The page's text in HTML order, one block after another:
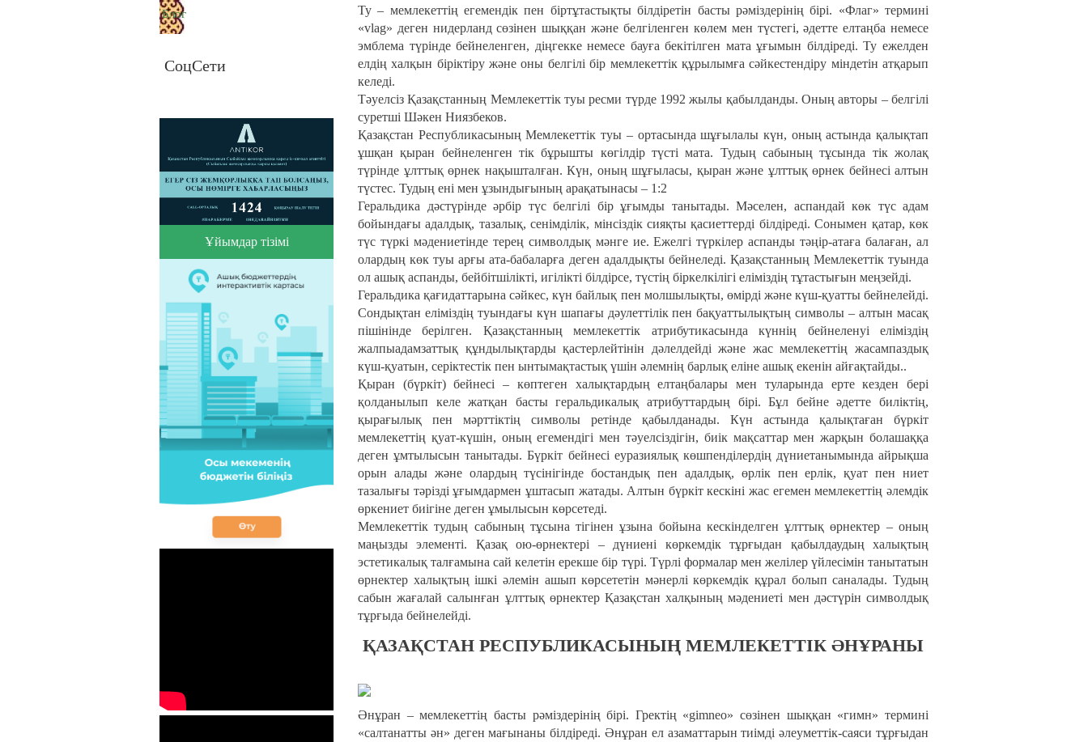
Блог
СоцСети
Ұйымдар тізімі
Ту – мемлекеттің егемендік пен біртұтастықты білдіретін басты рәміздерінің бірі. «Флаг» термині
«vlag» деген нидерланд сөзінен шыққан және белгіленген көлем мен түстегі, әдетте елтаңба немесе
эмблема түрінде бейнеленген, діңгекке немесе бауға бекітілген мата ұғымын білдіреді. Ту ежелден
елдің халқын біріктіру және оны белгілі бір мемлекеттік құрылымға сәйкестендіру міндетін атқарып
келеді.
Тәуелсіз Қазақстанның Мемлекеттік туы ресми түрде 1992 жылы қабылданды. Оның авторы – белгілі
суретші Шәкен Ниязбеков.
Қазақстан Республикасының Мемлекеттік туы – ортасында шұғылалы күн, оның астында қалықтап
ұшқан қыран бейнеленген тік бұрышты көгілдір түсті мата. Тудың сабының тұсында тік жолақ
түрінде ұлттық өрнек нақышталған. Күн, оның шұғыласы, қыран және ұлттық өрнек бейнесі алтын
түстес. Тудың ені мен ұзындығының арақатынасы – 1:2
Геральдика дәстүрінде әрбір түс белгілі бір ұғымды танытады. Мәселен, аспандай көк түс адам
бойындағы адалдық, тазалық, сенімділік, мінсіздік сияқты қасиеттерді білдіреді. Сонымен қатар, көк
түс түркі мәдениетінде терең символдық мәнге ие. Ежелгі түркілер аспанды тәңір-атаға балаған, ал
олардың көк туы арғы ата-бабаларға деген адалдықты бейнеледі. Қазақстанның Мемлекеттік туында
ол ашық аспанды, бейбітшілікті, игілікті білдірсе, түстің біркелкілігі еліміздің тұтастығын меңзейді.
Геральдика қағидаттарына сәйкес, күн байлық пен молшылықты, өмірді және күш-қуатты бейнелейді.
Сондықтан еліміздің туындағы күн шапағы дәулеттілік пен бақуаттылықтың символы – алтын масақ
пішінінде берілген. Қазақстанның мемлекеттік атрибутикасында күннің бейнеленуі еліміздің
жалпыадамзаттық құндылықтарды қастерлейтінін дәлелдейді және жас мемлекеттің жасампаздық
күш-қуатын, серіктестік пен ынтымақтастық үшін әлемнің барлық еліне ашық екенін айғақтайды..
Қыран (бүркіт) бейнесі – көптеген халықтардың елтаңбалары мен туларында ерте кезден бері
қолданылып келе жатқан басты геральдикалық атрибуттардың бірі. Бұл бейне әдетте биліктің,
қырағылық пен мәрттіктің символы ретінде қабылданады. Күн астында қалықтаған бүркіт
мемлекеттің қуат-күшін, оның егемендігі мен тәуелсіздігін, биік мақсаттар мен жарқын болашаққа
деген ұмтылысын танытады. Бүркіт бейнесі еуразиялық көшпенділердің дүниетанымында айрықша
орын алады және олардың түсінігінде бостандық пен адалдық, өрлік пен ерлік, қуат пен ниет
тазалығы тәрізді ұғымдармен ұштасып жатады. Алтын бүркіт кескіні жас егемен мемлекеттің әлемдік
өркениет биігіне деген ұмылысын көрсетеді.
Мемлекеттік тудың сабының тұсына тігінен ұзына бойына кескінделген ұлттық өрнектер – оның
маңызды элементі. Қазақ ою-өрнектері – дүниені көркемдік тұрғыдан қабылдаудың халықтың
эстетикалық талғамына сай келетін ерекше бір түрі. Түрлі формалар мен желілер үйлесімін танытатын
өрнектер халықтың ішкі әлемін ашып көрсететін мәнерлі көркемдік құрал болып саналады. Тудың
сабын жағалай салынған ұлттық өрнектер Қазақстан халқының мәдениеті мен дәстүрін символдық
тұрғыда бейнелейді.
ҚАЗАҚСТАН РЕСПУБЛИКАСЫНЫҢ МЕМЛЕКЕТТІК ӘНҰРАНЫ
Әнұран – мемлекеттің басты рәміздерінің бірі. Гректің «gimneo» сөзінен шыққан «гимн» термині
«салтанатты ән» деген мағынаны білдіреді. Әнұран ел азаматтарын тиімді әлеуметтік-саяси тұрғыдан